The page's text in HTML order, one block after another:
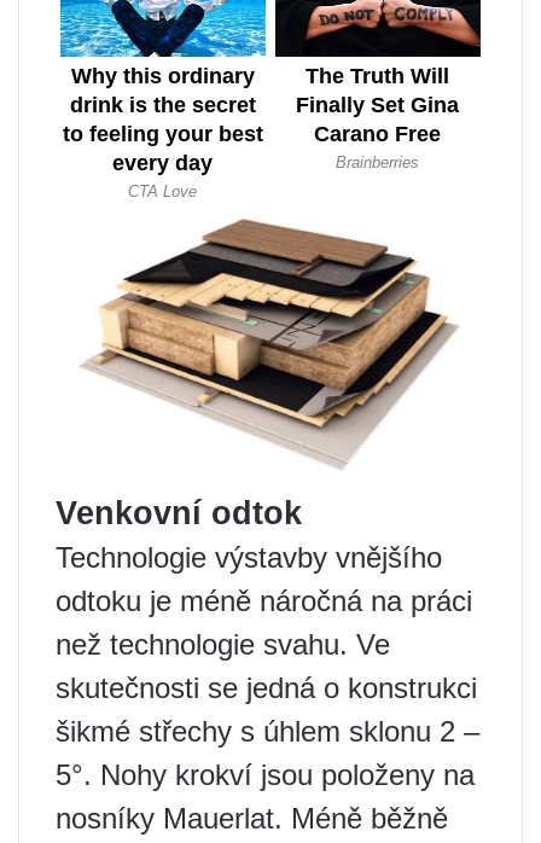
Venkovní odtok
Technologie výstavby vnějšího
odtoku je méně náročná na práci
než technologie svahu. Ve
skutečnosti se jedná o konstrukci
šikmé střechy s úhlem sklonu 2 –
5°. Nohy krokví jsou položeny na
nosníky Mauerlat. Méně běžně